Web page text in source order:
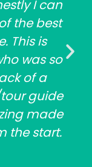
I can
the best
This is
was so
of a
guide
made
the start.